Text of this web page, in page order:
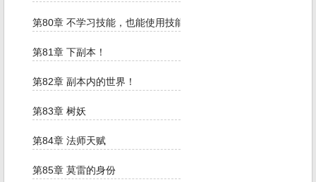
第80章 不学习技能，也能使用技能
第81章 下副本！
第82章 副本内的世界！
第83章 树妖
第84章 法师天赋
第85章 莫雷的身份